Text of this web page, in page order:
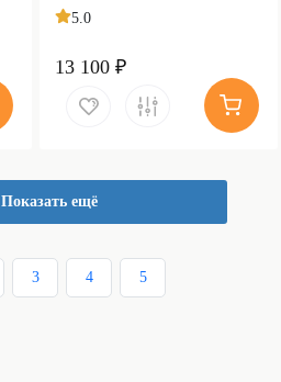
5.0
13 100 ₽
Показать ещё
3 4 5